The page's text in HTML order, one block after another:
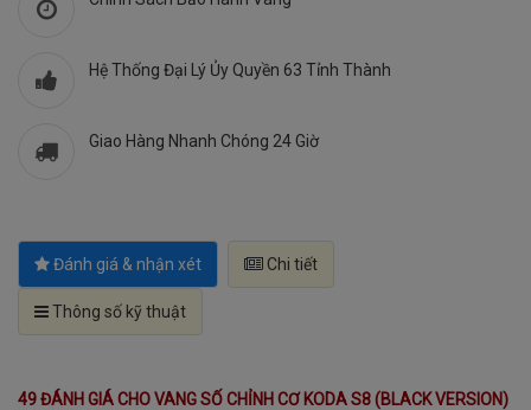
Hệ Thống Đại Lý Ủy Quyền 63 Tỉnh Thành
Giao Hàng Nhanh Chóng 24 Giờ
Đánh giá & nhận xét Chi tiết
Thông số kỹ thuật
49 ĐÁNH GIÁ CHO VANG SỐ CHỈNH CƠ KODA S8 (BLACK VERSION)